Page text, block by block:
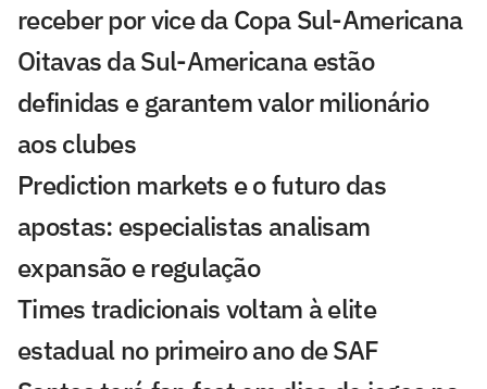
receber por vice da Copa Sul-Americana
Oitavas da Sul-Americana estão
definidas e garantem valor milionário
aos clubes
Prediction markets e o futuro das
apostas: especialistas analisam
expansão e regulação
Times tradicionais voltam à elite
estadual no primeiro ano de SAF